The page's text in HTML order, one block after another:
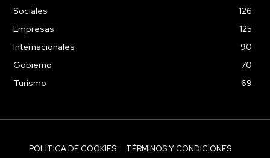
Sociales
126
Empresas
125
Internacionales
90
Gobierno
70
Turismo
69
POLITICA DE COOKIES TÉRMINOS Y CONDICIONES